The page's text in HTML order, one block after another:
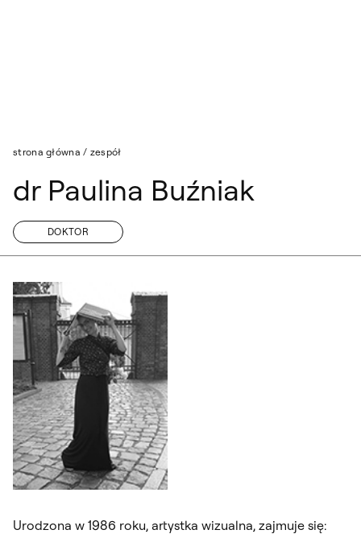
strona główna / zespół
dr Paulina Buźniak
DOKTOR
Urodzona w 1986 roku, artystka wizualna, zajmuje się: